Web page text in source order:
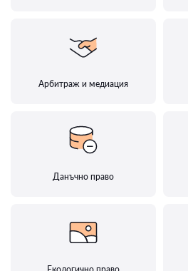
Арбитраж и медиация
Данъчно право